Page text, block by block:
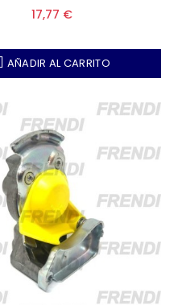
17,77 €
AÑADIR AL CARRITO